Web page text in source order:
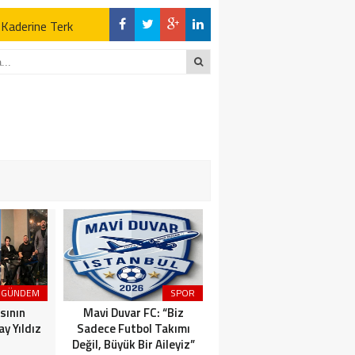
Terk
Açıklamalar
Terk
GÜNDEM
Yıldız
SPOR
Mavi Duvar FC: “Biz
Sadece Futbol Takımı
Değil, Büyük Bir Aileyiz”